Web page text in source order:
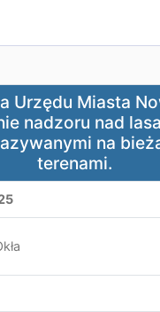
Miasta Nowy Targ
Urzędu Miasta
nadzoru nad
na
terenami.